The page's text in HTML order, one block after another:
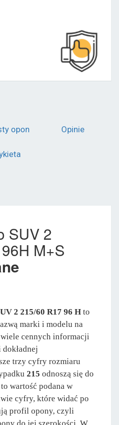
opon Opinie
SUV 2
M+S
2 215/60 R17 96 H to
marki i modelu na
cennych informacji
trzy cyfry rozmiaru
215 odnoszą się do
wartość podana w
cyfry, które widać po
profil opony, czyli
do jej szerokości. W